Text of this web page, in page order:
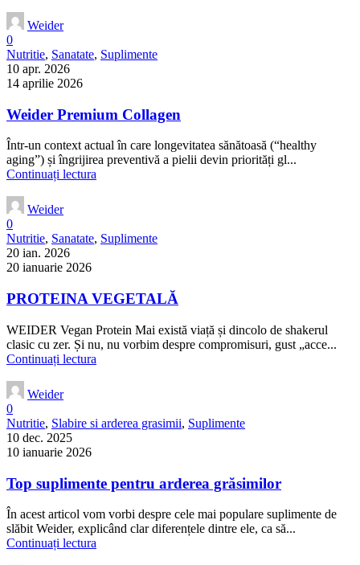
Weider
0
Nutritie, Sanatate, Suplimente
10 apr. 2026
14 aprilie 2026
Weider Premium Collagen
Într-un context actual în care longevitatea sănătoasă (“healthy
aging”) și îngrijirea preventivă a pielii devin priorități gl...
Continuați lectura
Weider
0
Nutritie, Sanatate, Suplimente
20 ian. 2026
20 ianuarie 2026
PROTEINA VEGETALĂ
WEIDER Vegan Protein Mai există viață și dincolo de shakerul
clasic cu zer. Și nu, nu vorbim despre compromisuri, gust „acce...
Continuați lectura
Weider
0
Nutritie, Slabire si arderea grasimii, Suplimente
10 dec. 2025
10 ianuarie 2026
Top suplimente pentru arderea grăsimilor
În acest articol vom vorbi despre cele mai populare suplimente de
slăbit Weider, explicând clar diferențele dintre ele, ca să...
Continuați lectura